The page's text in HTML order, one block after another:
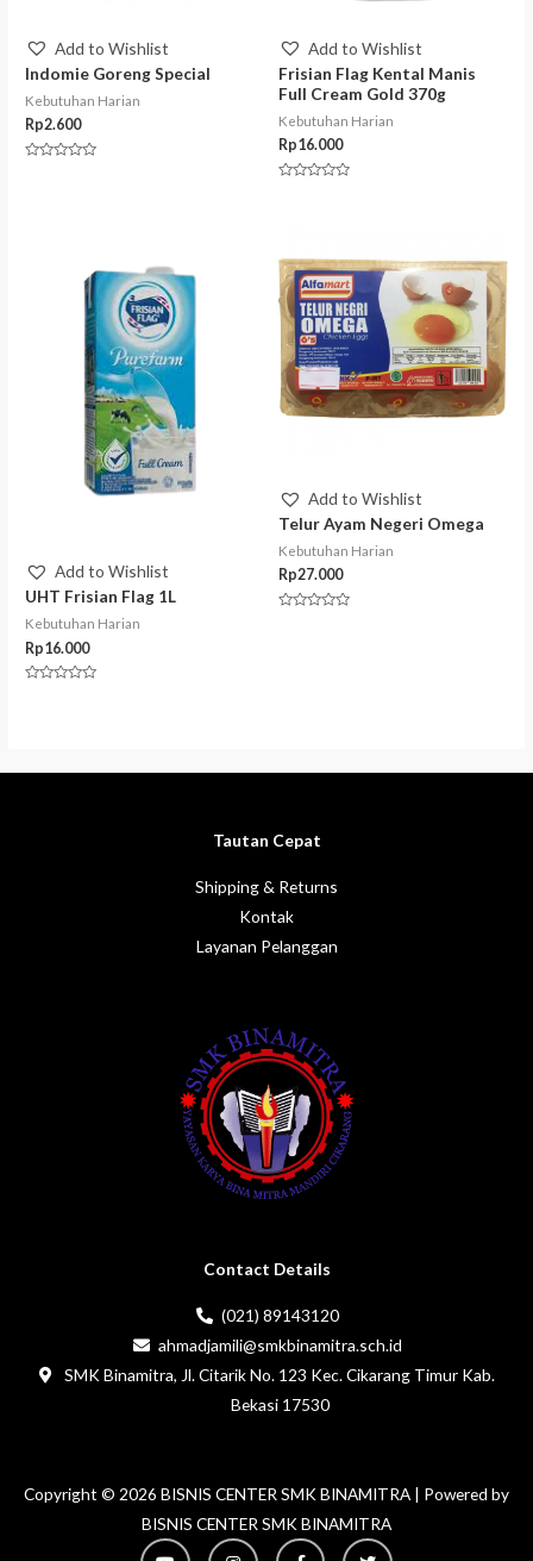
Add to Wishlist
Indomie Goreng Special
Kebutuhan Harian
Rp2.600
Add to Wishlist
Frisian Flag Kental Manis
Full Cream Gold 370g
Kebutuhan Harian
Rp16.000
Add to Wishlist
UHT Frisian Flag 1L
Kebutuhan Harian
Rp16.000
Add to Wishlist
Telur Ayam Negeri Omega
Kebutuhan Harian
Rp27.000
Contact Details
(021) 89143120
ahmadjamili@smkbinamitra.sch.id
SMK Binamitra, Jl. Citarik No. 123 Kec. Cikarang Timur Kab.
Bekasi 17530
Tautan Cepat
Shipping & Returns
Kontak
Layanan Pelanggan
Copyright © 2026 BISNIS CENTER SMK BINAMITRA | Powered by
BISNIS CENTER SMK BINAMITRA